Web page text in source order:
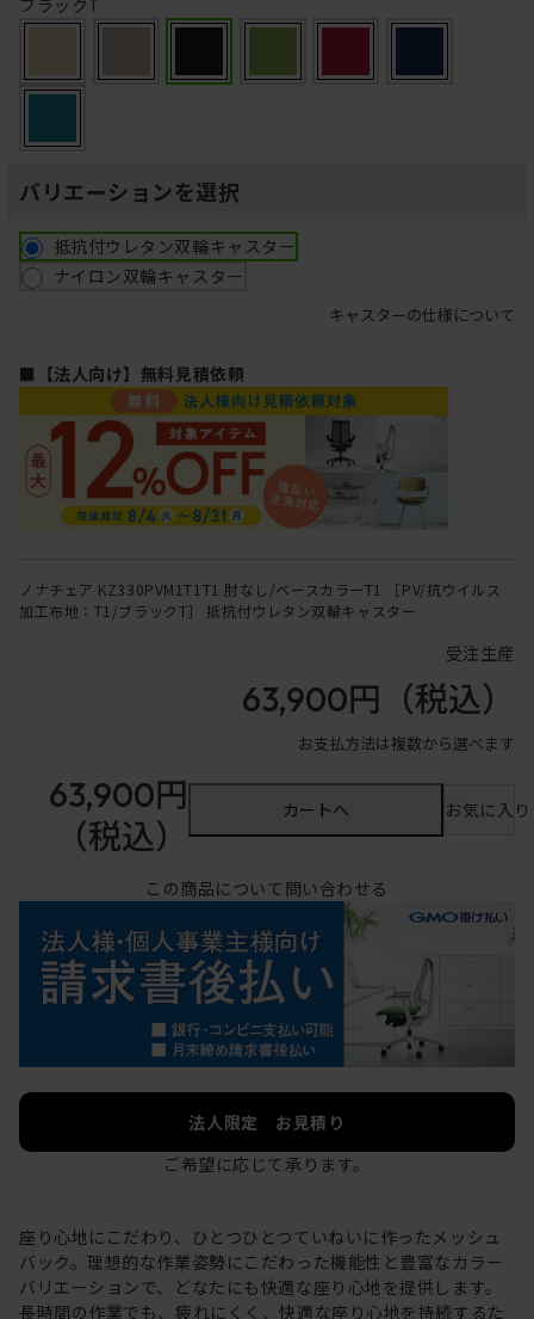
ブラックT
バリエーションを選択
抵抗付ウレタン双輪キャスター
ナイロン双輪キャスター
キャスターの仕様について
■【法人向け】無料見積依頼
ノナチェア KZ330PVM1T1T1 肘なし/ベースカラーT1 ［PV/抗ウイルス
加工布地：T1/ブラックT］ 抵抗付ウレタン双輪キャスター
受注生産
63,900円 （税込）
お支払方法は複数から選べます
63,900円
（税込）
カートへ お気に入
この商品について問い合わせる
法人限定 お見積り
ご希望に応じて承ります。
座り心地にこだわり、ひとつひとつていねいに作ったメッシュ
バック。理想的な作業姿勢にこだわった機能性と豊富なカラー
バリエーションで、どなたにも快適な座り心地を提供します。
長時間の作業でも、疲れにくく、快適な座り心地を持続するた